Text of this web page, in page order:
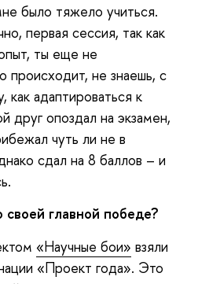
было тяжело учиться.
первая сессия, так как
ты еще не
происходит, не знаешь, с
как адаптироваться к
опоздал на экзамен,
чуть ли не в
сдал на 8 баллов – и
главной победе?
«Научные бои» взяли
«Проект года». Это